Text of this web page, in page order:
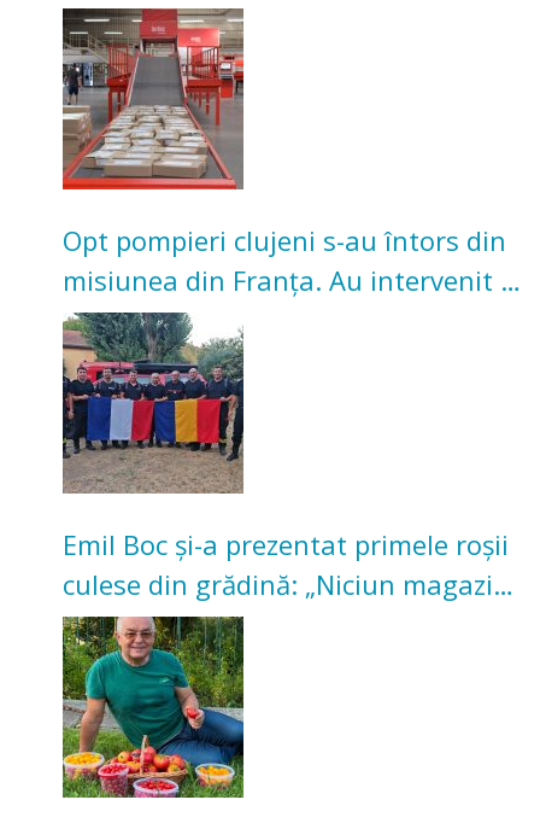
Investiție de 3 milioane de euro
Opt pompieri clujeni s-au întors din
misiunea din Franța. Au intervenit la
incendii de vegetație și pădure
Emil Boc și-a prezentat primele roșii
culese din grădină: „Niciun magazin
nu poate oferi această satisfacție”